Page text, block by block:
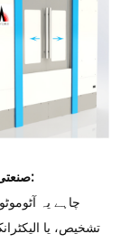
صنعتی کمپیوٹیڈ ٹوموگرافی سی ٹی کے معائنہ کے نمونے:
چاہے یہ
تشخیص، یا